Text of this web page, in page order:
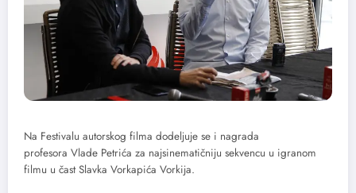
Na Festivalu autorskog filma dodeljuje se i nagrada
profesora Vlade Petrića za najsinematičniju sekvencu u igranom
filmu u čast Slavka Vorkapića Vorkija.